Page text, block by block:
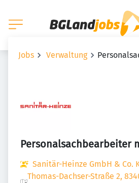
Jobs Verwaltung
Personalsachbearbeiter
Sanitär-Heinze GmbH & Co.
Thomas-Dachser-Straße 2,